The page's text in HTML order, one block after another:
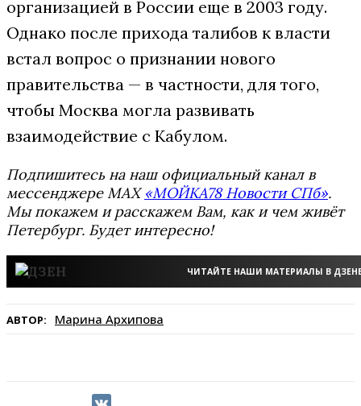
организацией в России еще в 2003 году.
Однако после прихода талибов к власти
встал вопрос о признании нового
правительства — в частности, для того,
чтобы Москва могла развивать
взаимодействие с Кабулом.
Подпишитесь на наш официальный канал в
мессенджере MAX«МОЙКА78 Новости СПб».
Мы покажем и расскажем Вам, как и чем живёт
Петербург. Будет интересно!
ЧИТАЙТЕ НАШИ МАТЕРИАЛЫ В
АВТОР: Марина Архипова